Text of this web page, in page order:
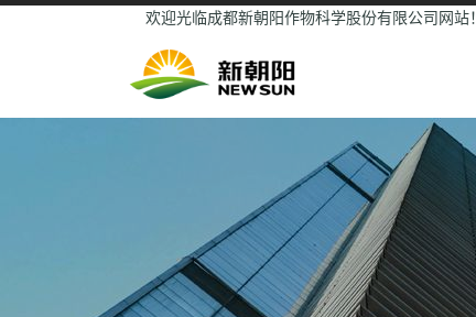
欢迎光临成都新朝阳作物科学股份有限公司网站！